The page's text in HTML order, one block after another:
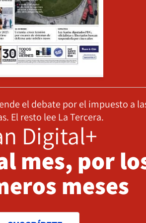
el debate por el impuesto a
El resto lee La Tercera.
Digital+
mes, por
meses